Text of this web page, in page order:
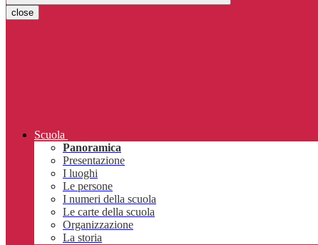
close
Scuola
Panoramica
Presentazione
I luoghi
Le persone
I numeri della scuola
Le carte della scuola
Organizzazione
La storia